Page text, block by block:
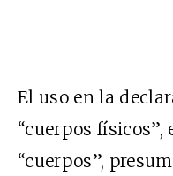
El uso en la
“cuerpos
“cuerpos”,